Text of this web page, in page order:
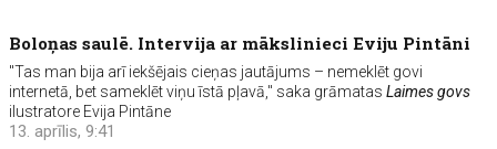
Boloņas saulē. Intervija ar mākslinieci Eviju Pintāni
"Tas man bija arī iekšējais cieņas jautājums – nemeklēt govi
internetā, bet sameklēt viņu īstā pļavā," saka grāmatasLaimes govs
ilustratore Evija Pintāne
13. aprīlis, 9:41